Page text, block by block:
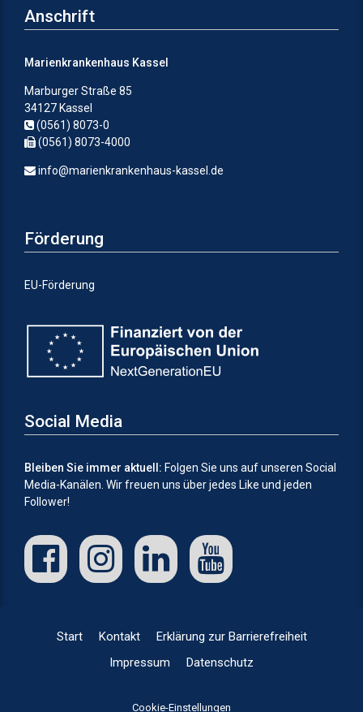
Anschrift
Marienkrankenhaus Kassel
Marburger Straße 85
34127 Kassel
(0561) 8073-0
(0561) 8073-4000
info@marienkrankenhaus-kassel.de
Förderung
EU-Förderung
Social Media
Bleiben Sie immer aktuell: Folgen Sie uns auf unseren Social
Media-Kanälen. Wir freuen uns über jedes Like und jeden
Follower!
Start Kontakt
Erklärung zur Barrierefreiheit
Impressum
Datenschutz
Cookie-Einstellungen